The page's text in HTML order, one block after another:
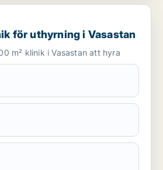
i Vasastan
för uthyrning i Vasastan
m² klinik i Vasastan att hyra